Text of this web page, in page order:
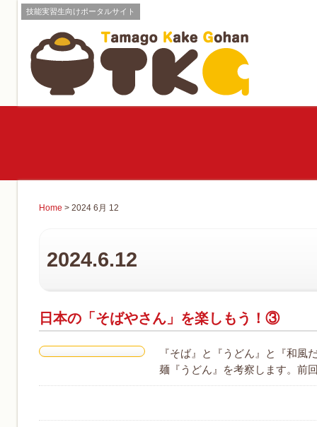
技能実習生向けポータルサイト
Home > 2024 6月 12
2024.6.12
日本の「そばやさん」を楽しもう！③
『そば』と『うどん』と『和
麺『うどん』を考察します。前